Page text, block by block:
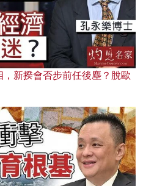
新揆會否步前任後塵？脫歐